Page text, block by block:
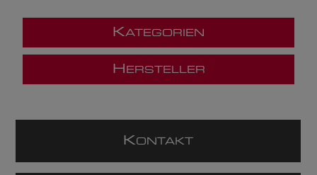
KATEGORIEN
H ERSTELLER
KONTAKT